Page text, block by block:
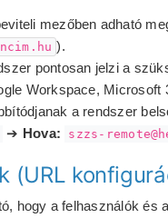
mezőben adható
).
pontosan jelzi a
Workspace,
a rendszer
➔ Hova: szzs-
(URL
hogy a felhasználók és